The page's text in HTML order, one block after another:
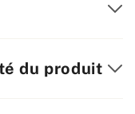
du produit